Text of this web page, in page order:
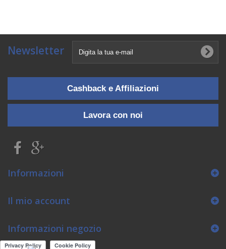
Newsletter
Cashback e Affiliazioni
Lavora con noi
Informazioni
Il mio account
Informazioni negozio